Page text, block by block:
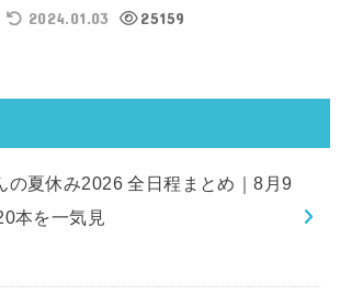
2024.01.03
25159
の夏休み2026 全日程まとめ｜8月9
本を一気見